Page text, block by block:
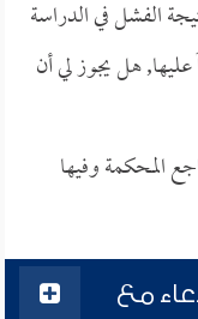
الفشل في الدراسة
هل يجوز لي أن
المحكمة وفيها
مع